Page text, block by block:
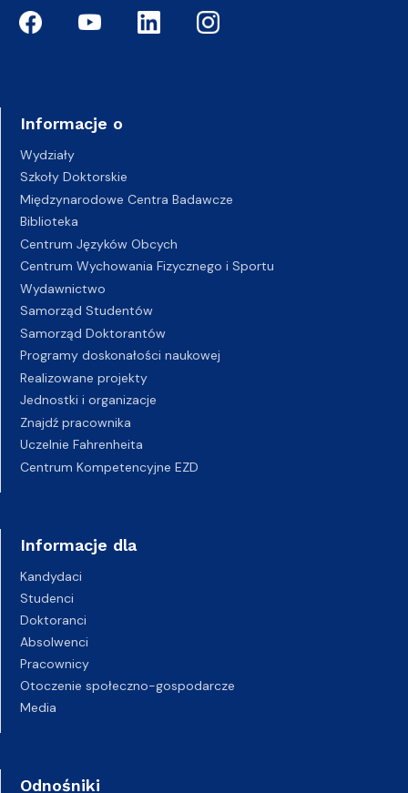
Informacje o
Wydziały
Szkoły Doktorskie
Międzynarodowe Centra Badawcze
Biblioteka
Centrum Języków Obcych
Centrum Wychowania Fizycznego i Sportu
Wydawnictwo
Samorząd Studentów
Samorząd Doktorantów
Programy doskonałości naukowej
Realizowane projekty
Jednostki i organizacje
Znajdź pracownika
Uczelnie Fahrenheita
Centrum Kompetencyjne EZD
Informacje dla
Kandydaci
Studenci
Doktoranci
Absolwenci
Pracownicy
Otoczenie społeczno-gospodarcze
Media
Odnośniki